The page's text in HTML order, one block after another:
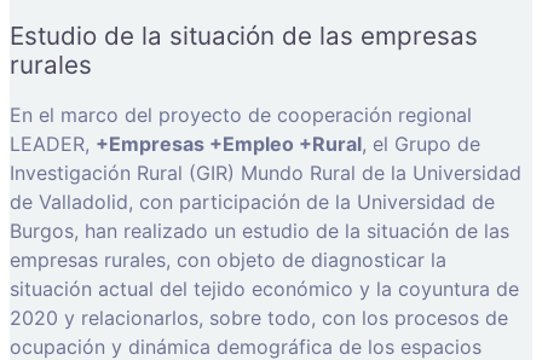
Estudio de la situación de las empresas
rurales
En el marco del proyecto de cooperación regional
LEADER, +Empresas +Empleo +Rural, el Grupo de
Investigación Rural (GIR) Mundo Rural de la Universidad
de Valladolid, con participación de la Universidad de
Burgos, han realizado un estudio de la situación de las
empresas rurales, con objeto de diagnosticar la
situación actual del tejido económico y la coyuntura de
2020 y relacionarlos, sobre todo, con los procesos de
ocupación y dinámica demográfica de los espacios